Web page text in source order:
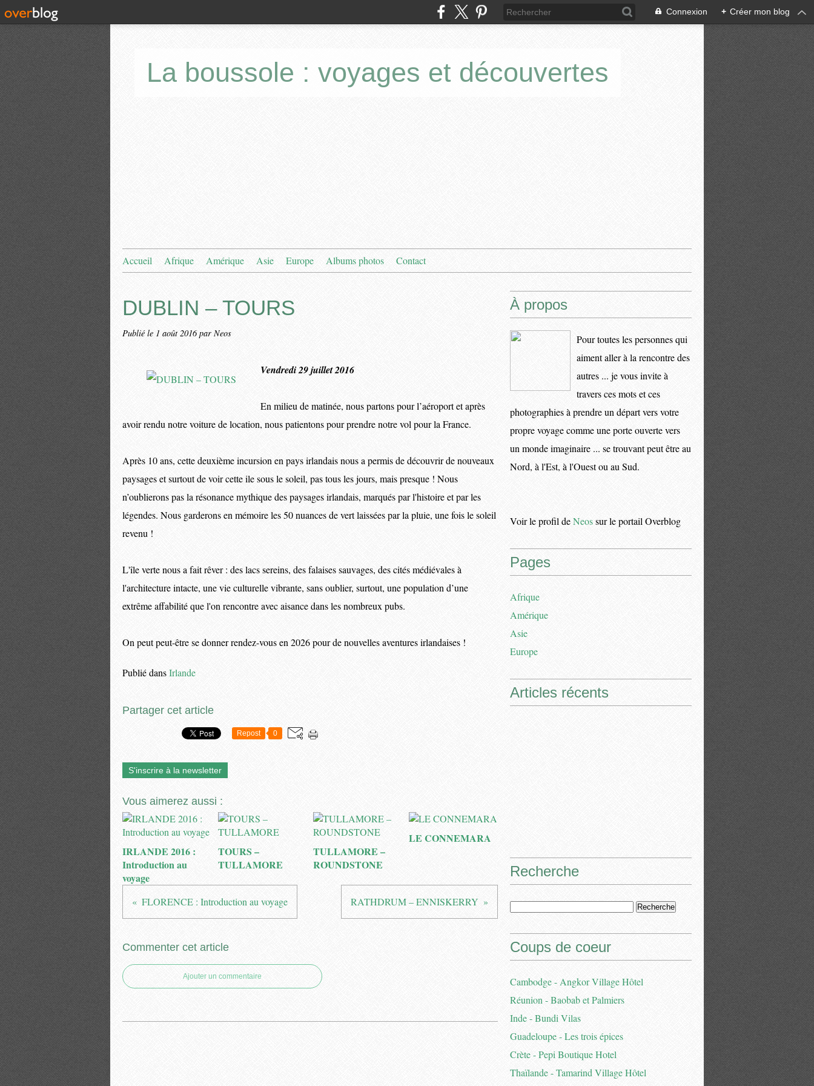
Connexion + Créer mon blog
La boussole : voyages et découvertes
Accueil Afrique Amérique Asie Europe Albums photos Contact
DUBLIN – TOURS
Publié le 1 août 2016par Neos
Vendredi 29 juillet 2016
En milieu de matinée, nous partons pour l’aéroport et après
avoir rendu notre voiture de location, nous patientons pour prendre notre vol pour la France.
Après 10 ans, cette deuxième incursion en pays irlandais nous a permis de découvrir de nouveaux
paysages et surtout de voir cette ile sous le soleil, pas tous les jours, mais presque ! Nous
n’oublierons pas la résonance mythique des paysages irlandais, marqués par l'histoire et par les
légendes. Nous garderons en mémoire les 50 nuances de vert laissées par la pluie, une fois le soleil
revenu !
L'île verte nous a fait rêver : des lacs sereins, des falaises sauvages, des cités médiévales à
l'architecture intacte, une vie culturelle vibrante, sans oublier, surtout, une population d’une
extrême affabilité que l'on rencontre avec aisance dans les nombreux pubs.
On peut peut-être se donner rendez-vous en 2026 pour de nouvelles aventures irlandaises !
Publié dansIrlande
Partager cet article
Repost 0
S'inscrire à la newsletter
Vous aimerez aussi :
IRLANDE 2016 :
Introduction au
voyage
TOURS –
TULLAMORE
TULLAMORE –
ROUNDSTONE
LE CONNEMARA
FLORENCE : Introduction au voyage RATHDRUM – ENNISKERRY
Commenter cet article
Ajouter un commentaire
À propos
Pour toutes les personnes qui
aiment aller à la rencontre des
autres ... je vous invite à
travers ces mots et ces
photographies à prendre un départ vers votre
propre voyage comme une porte ouverte vers
un monde imaginaire ... se trouvant peut être au
Nord, à l'Est, à l'Ouest ou au Sud.
Voir le profil deNeossur le portail Overblog
Pages
Afrique
Amérique
Asie
Europe
Articles récents
Recherche
Coups de coeur
Cambodge - Angkor Village Hôtel
Réunion - Baobab et Palmiers
Inde - Bundi Vilas
Guadeloupe - Les trois épices
Crète - Pepi Boutique Hotel
Thaïlande - Tamarind Village Hôtel